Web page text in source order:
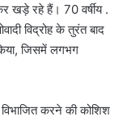
खड़े रहे हैं। 70 वर्षीय .
विद्रोह के तुरंत बाद
जिसमें लगभग
करने की कोशिश